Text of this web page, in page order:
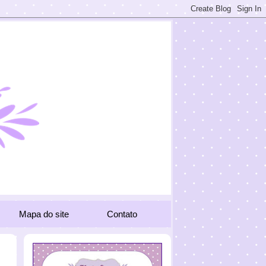
Mapa do site Contato